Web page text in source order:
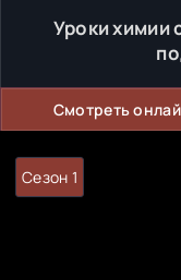
Уроки химии
Смотреть
Сезон 1